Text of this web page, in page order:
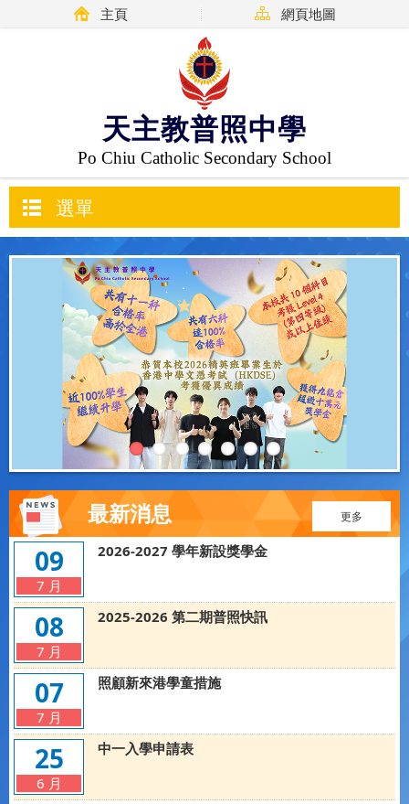
天主教普照中學
Po Chiu Catholic Secondary School
主頁 網頁地圖
選單
更多
最新消息
09
7 月
2026-2027 學年新設獎學金
08
7 月
2025-2026 第二期普照快訊
07
7 月
照顧新來港學童措施
25
6 月
中一入學申請表